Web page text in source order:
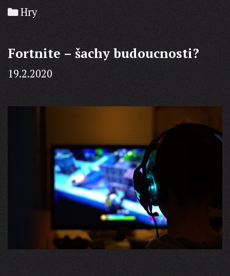
Categories
Hry
Fortnite – šachy budoucnosti?
19.2.2020